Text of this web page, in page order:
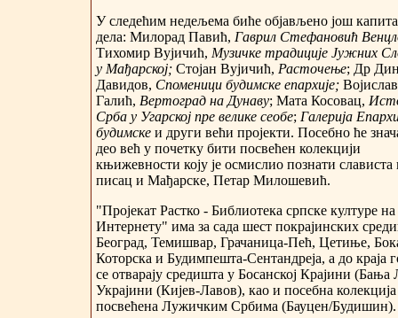
У следећим недељема биће објављено још
дела: Милорад Павић, Гаврил Стефановић
Тихомир Вујичић, Музичке традиције Јужних
у Мађарској; Стојан Вујичић, Расточење; Др
Давидов, Споменици будимске епархије; Војислав
Галић, Вертоград на Дунаву; Мата Косовац,
Срба у Угарској пре велике сеобе; Галерија
будимске и други већи пројекти. Посебно ће
део већ у почетку бити посвећен колекцији
књижевности коју је осмислио познати слависта
писац и Мађарске, Петар Милошевић.
"Пројекат Растко - Библиотека српске културе на
Интернету" има за сада шест покрајинских
Београд, Темишвар, Грачаница-Пећ, Цетиње,
Которска и Будимпешта-Сентандреја, а до краја
се отварају средишта у Босанској Крајини (Бања
Украјини (Кијев-Лавов), као и посебна колекција
посвећена Лужичким Србима (Бауцен/Будишин).